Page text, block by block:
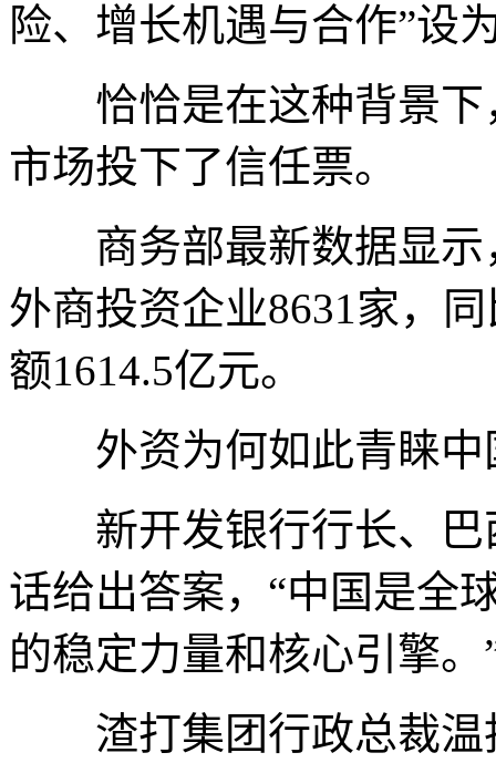
险、增长机遇与合作”设
恰恰是在这种背景下
市场投下了信任票。
商务部最新数据显示
外商投资企业8631家，
额1614.5亿元。
外资为何如此青睐中
新开发银行行长、巴
话给出答案，“中国是全
的稳定力量和核心引擎。
渣打集团行政总裁温